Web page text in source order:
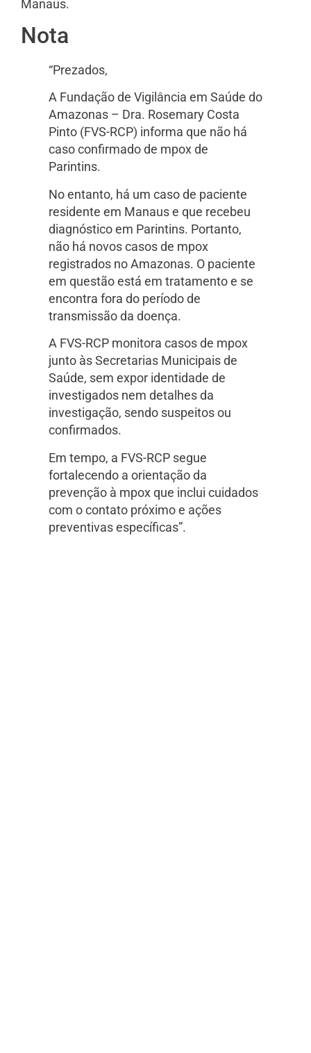
Manaus.
Nota
“Prezados,
A Fundação de Vigilância em Saúde do
Amazonas – Dra. Rosemary Costa
Pinto (FVS-RCP) informa que não há
caso confirmado de mpox de
Parintins.
No entanto, há um caso de paciente
residente em Manaus e que recebeu
diagnóstico em Parintins. Portanto,
não há novos casos de mpox
registrados no Amazonas. O paciente
em questão está em tratamento e se
encontra fora do período de
transmissão da doença.
A FVS-RCP monitora casos de mpox
junto às Secretarias Municipais de
Saúde, sem expor identidade de
investigados nem detalhes da
investigação, sendo suspeitos ou
confirmados.
Em tempo, a FVS-RCP segue
fortalecendo a orientação da
prevenção à mpox que inclui cuidados
com o contato próximo e ações
preventivas específicas”.